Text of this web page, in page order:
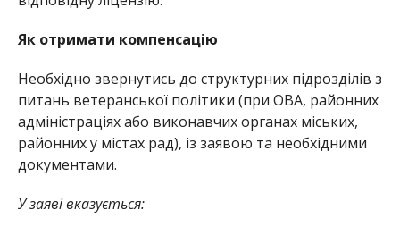
Як отримати компенсацію
Необхідно звернутись до структурних підрозділів з
питань ветеранської політики (при ОВА, районних
адміністраціях або виконавчих органах міських,
районних у містах рад), із заявою та необхідними
документами.
У заяві вказується: